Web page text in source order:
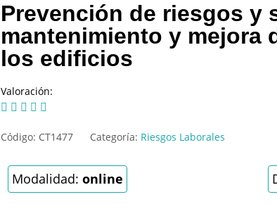
Prevención de riesgos y
mantenimiento y mejora
los edificios
Valoración:
    
Código: CT1477 Categoría: Riesgos Laborales
Modalidad: online